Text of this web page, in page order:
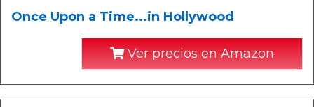
Once Upon a Time...in Hollywood
Ver precios en Amazon